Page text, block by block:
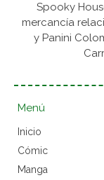
Spooky
mercancía
y Panini
Menú
Inicio
Cómic
Manga